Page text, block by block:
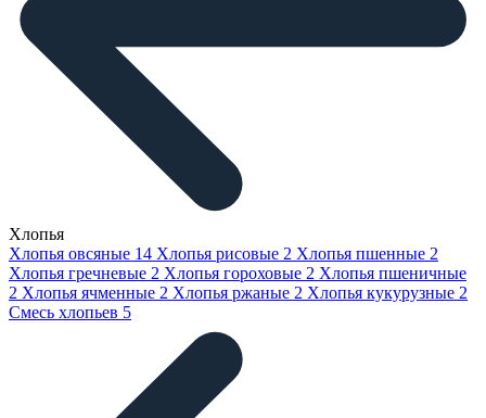
Хлопья
Хлопья овсяные 14 Хлопья рисовые 2 Хлопья пшенные 2
Хлопья гречневые 2 Хлопья гороховые 2 Хлопья пшеничные
2 Хлопья ячменные 2 Хлопья ржаные 2 Хлопья кукурузные 2
Смесь хлопьев 5